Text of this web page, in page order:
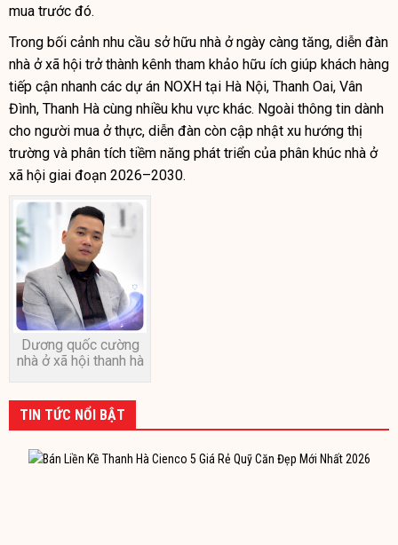
mua trước đó.
Trong bối cảnh nhu cầu sở hữu nhà ở ngày càng tăng, diễn đàn
nhà ở xã hội trở thành kênh tham khảo hữu ích giúp khách hàng
tiếp cận nhanh các dự án NOXH tại Hà Nội, Thanh Oai, Vân
Đình, Thanh Hà cùng nhiều khu vực khác. Ngoài thông tin dành
cho người mua ở thực, diễn đàn còn cập nhật xu hướng thị
trường và phân tích tiềm năng phát triển của phân khúc nhà ở
xã hội giai đoạn 2026–2030.
Dương quốc cường
nhà ở xã hội thanh hà
TIN TỨC NỔI BẬT